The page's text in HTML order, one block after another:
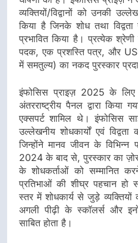
व्यक्तियों/विद्वानों को उनकी
किया है जिनके शोध तथा
प्रभावित किया है। प्रत्येक
पदक, एक प्रशस्ति पत्र, और
में समतुल्य) का नकद पुरस्कार
इंफोसिस प्राइज़ 2025 के लिए
अंतरराष्ट्रीय पैनल द्वारा
एक्सपर्ट शामिल थे। इंफोसिस
उल्लेखनीय शोधकार्यों एवं
जिन्होंने मानव जीवन के विभिन्न
2024 के बाद से, पुरस्कार का
के शोधकर्ताओं को सम्मानित
प्रतिभाओं की शीघ्र पहचान
स्तर में शोधकार्य से जुड़े व्यक्तियों
अगली पीढ़ी के स्कॉलर्स और
साबित होता है।